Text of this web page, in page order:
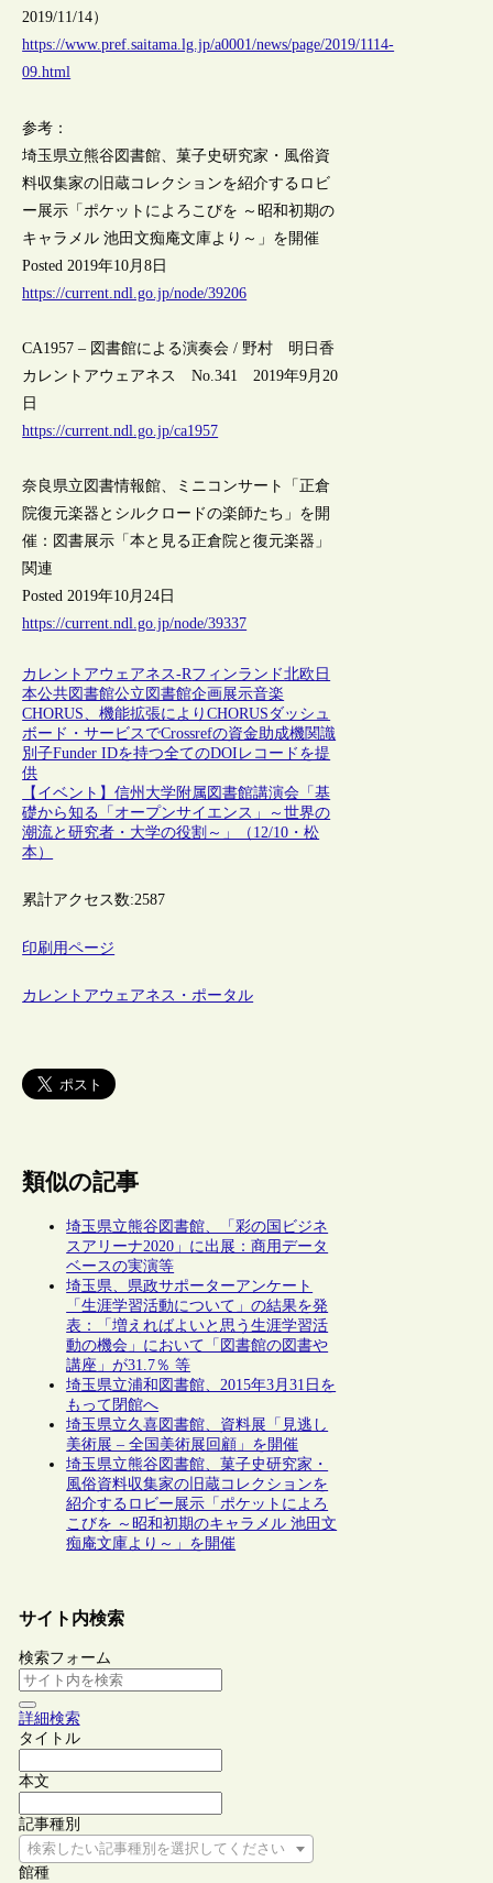
2019/11/14）
https://www.pref.saitama.lg.jp/a0001/news/page/2019/1114-
09.html
参考：
埼玉県立熊谷図書館、菓子史研究家・風俗資
料収集家の旧蔵コレクションを紹介するロビ
ー展示「ポケットによろこびを ～昭和初期の
キャラメル 池田文痴庵文庫より～」を開催
Posted 2019年10月8日
https://current.ndl.go.jp/node/39206
CA1957 – 図書館による演奏会 / 野村 明日香
カレントアウェアネス No.341 2019年9月20
日
https://current.ndl.go.jp/ca1957
奈良県立図書情報館、ミニコンサート「正倉
院復元楽器とシルクロードの楽師たち」を開
催：図書展示「本と見る正倉院と復元楽器」
関連
Posted 2019年10月24日
https://current.ndl.go.jp/node/39337
カレントアウェアネス-Rフィンランド北欧 日
本公共図書館公立図書館企画展示音楽
CHORUS、機能拡張によりCHORUSダッシュ
ボード・サービスでCrossrefの資金助成機関識
別子Funder IDを持つ全てのDOIレコードを提
供
【イベント】信州大学附属図書館講演会「基
礎から知る「オープンサイエンス」～世界の
潮流と研究者・大学の役割～」（12/10・松
本）
累計アクセス数:2587
印刷用ページ
カレントアウェアネス・ポータル
類似の記事
埼玉県立熊谷図書館、「彩の国ビジネ
スアリーナ2020」に出展：商用データ
ベースの実演等
埼玉県、県政サポーターアンケート
「生涯学習活動について」の結果を発
表：「増えればよいと思う生涯学習活
動の機会」において「図書館の図書や
講座」が31.7％ 等
埼玉県立浦和図書館、2015年3月31日を
もって閉館へ
埼玉県立久喜図書館、資料展「見逃し
美術展 – 全国美術展回顧」を開催
埼玉県立熊谷図書館、菓子史研究家・
風俗資料収集家の旧蔵コレクションを
紹介するロビー展示「ポケットによろ
こびを ～昭和初期のキャラメル 池田文
痴庵文庫より～」を開催
サイト内検索
検索フォーム
詳細検索
タイトル
本文
記事種別
検索したい記事種別を選択してください
館種